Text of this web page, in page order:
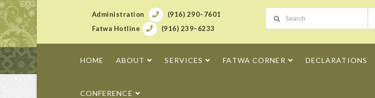
Administration
(916) 290–7601
Fatwa Hotline
(916) 239–6233
HOME ABOUT SERVICES FATWA CORNER DECLARATIONS
CONFERENCE